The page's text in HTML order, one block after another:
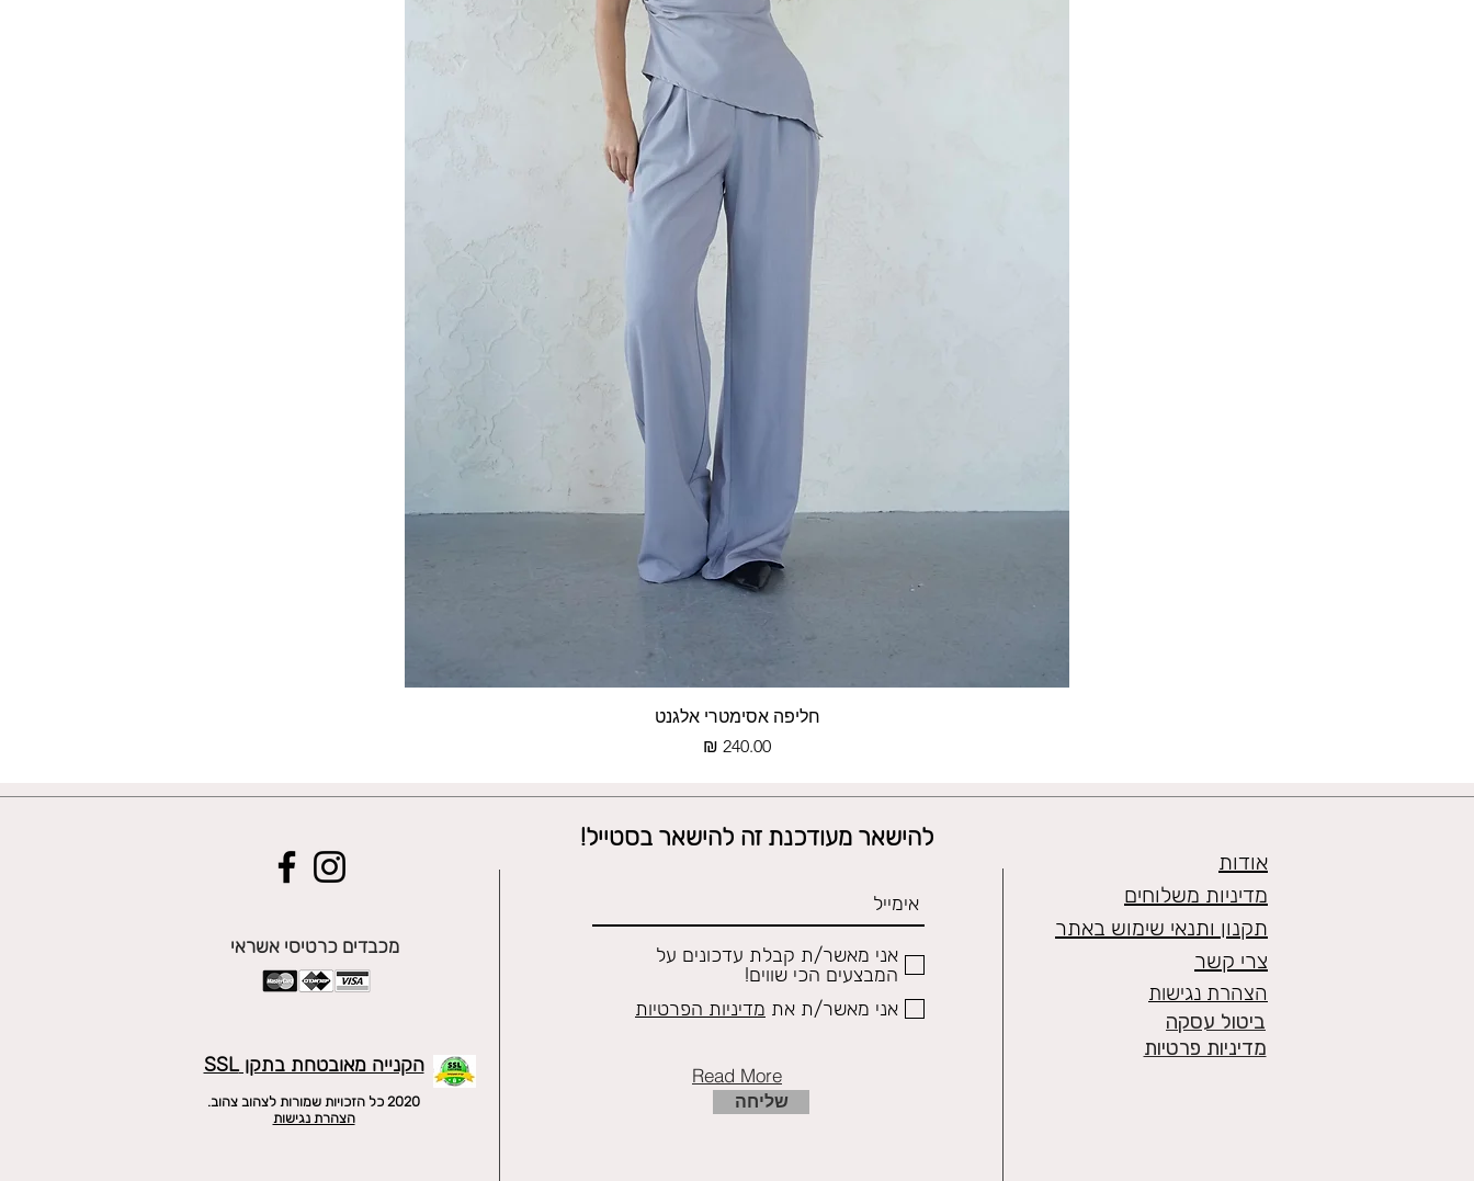
תצוגה מהירה
חליפה אסימטרי אלגנט
מחיר
מכבדים כרטיסי אשראי
הקנייה מאובטחת בתקן SSL
2020 כל הזכויות שמורות לצהוב צהוב.
הצהרת נגישות
להישאר מעודכנת זה להישאר בסטייל!
אני מאשר/ת קבלת עדכונים על
המבצעים הכי שווים!
אני מאשר/ת את מדיניות הפרטיות
שליחה
אודות
מדיניות משלוחים
תקנון ותנאי שימוש באתר
צרי קשר
הצהרת נגישות
מדיניות פרטיות
ביטול עסקה
Read More